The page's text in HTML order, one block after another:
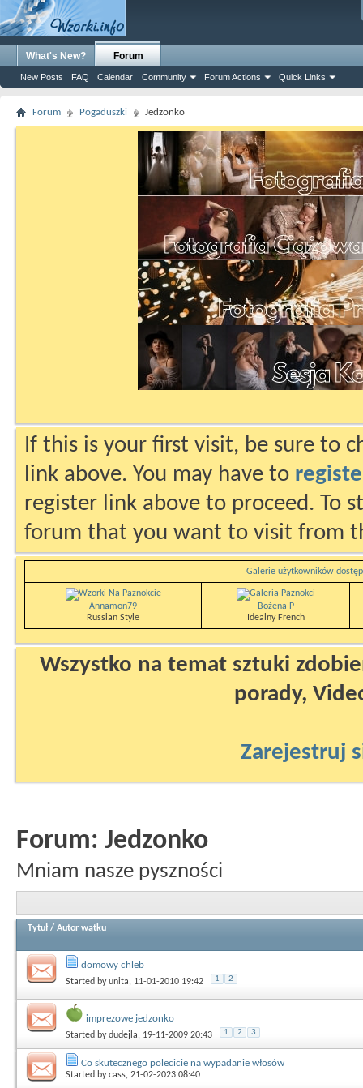
What's New? Forum
New Posts FAQ Calendar Community Forum Actions Quick Links
Forum Pogaduszki Jedzonko
If this is your first visit, be sure to
link above. You may have to
register link above to proceed. To
forum that you want to visit from
Galerie użytkowników
Annamon79
Russian Style
Bożena P
Idealny French
Wszystko na temat sztuki
porady,
Zarejestruj
Forum: Jedzonko
Mniam nasze pyszności
Tytuł / Autor wątku
domowy chleb
Started byunita, 11-01-2010 19:42 1 2
imprezowe jedzonko
Started bydudejla, 19-11-2009 20:43 1 2 3
Co skutecznego polecicie na wypadanie włosów
Started bycass, 21-02-2023 08:40